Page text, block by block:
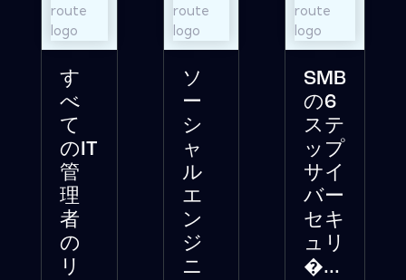
す
べ
て
のIT
管
理
者
の
リ
ソ
ー
シ
ャ
ル
エ
ン
ジ
ニ
SMB
の6
ステ
ップ
サイ
バー
セキ
ュリ
�...